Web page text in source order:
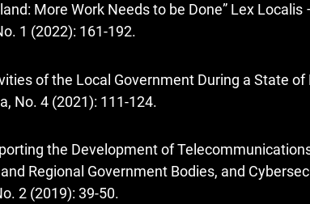
More Work Needs to be Done” Lex
1 (2022): 161-192.
of the Local Government During a State of
No. 4 (2021): 111-124.
the Development of
Regional Government Bodies, and
2 (2019): 39-50.